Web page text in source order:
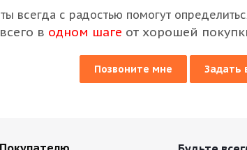
всегда с радостью помогут
в одном шаге от хорошей
Позвоните мне Задать